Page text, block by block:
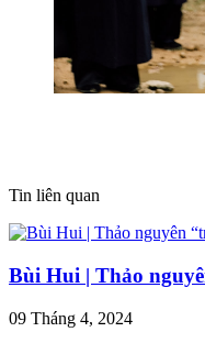
Tin liên quan
Bùi Hui | Thảo
09 Tháng 4, 2024